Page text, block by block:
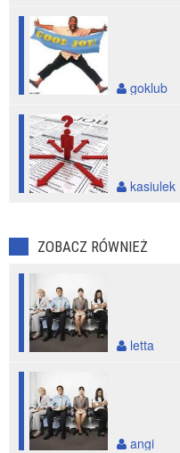
goklub
kasiulek
ZOBACZ RÓWNIEŻ
letta
angi